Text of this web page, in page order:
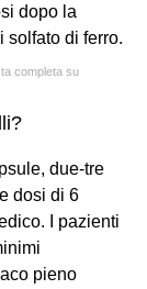
dopo la
solfato di ferro.
completa su
due-tre
dosi di 6
I pazienti
pieno